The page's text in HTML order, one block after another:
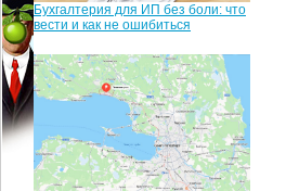
Бухгалтерия для ИП без боли: что
вести и как не ошибиться